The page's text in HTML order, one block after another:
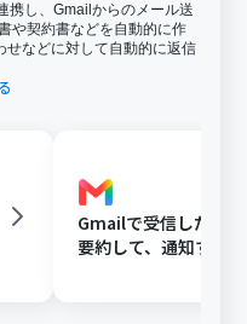
携し、Gmailからのメール送
や契約書などを自動的に作
せなどに対して自動的に返信
Gmailで受信した内
要約して、通知する